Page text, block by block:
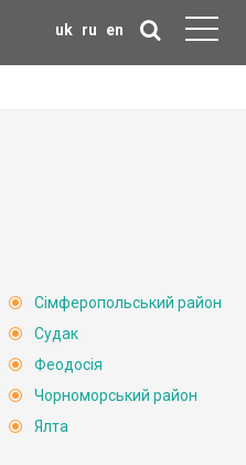
uk ru en
Сімферопольський район
Судак
Феодосія
Чорноморський район
Ялта